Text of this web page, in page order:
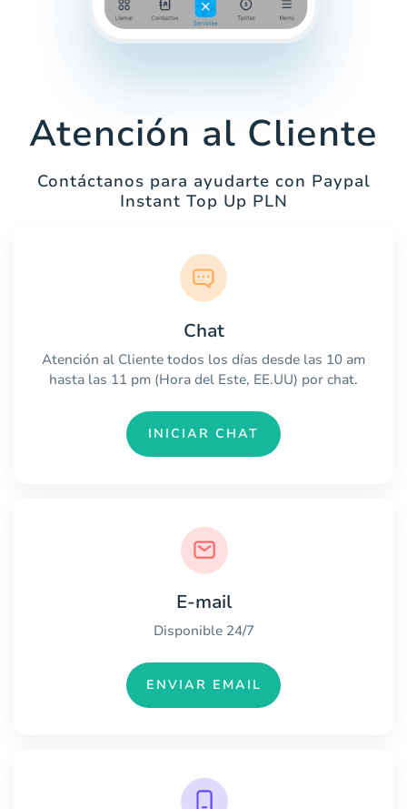
Atención al Cliente
Contáctanos para ayudarte con Paypal
Instant Top Up PLN
Chat
Atención al Cliente todos los días desde las 10 am
hasta las 11 pm (Hora del Este, EE.UU) por chat.
INICIAR CHAT
E-mail
Disponible 24/7
ENVIAR EMAIL